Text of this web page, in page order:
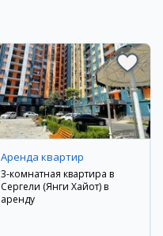
Аренда квартир
3-комнатная квартира в
Сергели (Янги Хайот) в
аренду